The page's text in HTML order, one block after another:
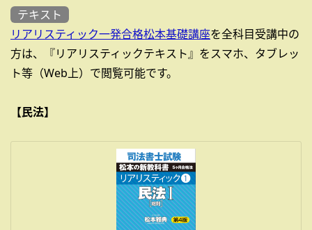
テキスト
リアリスティック一発合格松本基礎講座を全科目受講中の
方は、『リアリスティックテキスト』をスマホ、タブレッ
ト等（Web上）で閲覧可能です。
【民法】